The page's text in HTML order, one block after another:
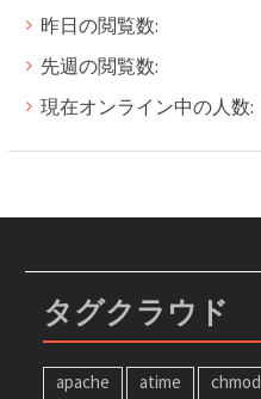
昨日の閲覧数:
先週の閲覧数:
現在オンライン中の人数:
タグクラウド
apache atime chmod